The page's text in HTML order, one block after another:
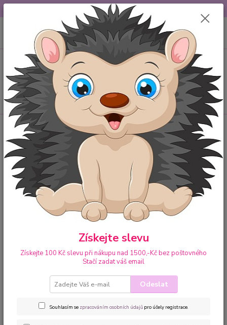
DOPRAVA OD 49,-Kč....VŠE SKLADEM.....
Menu
CZK
Hledat
+420 777259248
po-pá 6-18 hod
za 0,00 Kč
Úvod Polodupačky Kojenecké zelené polodupačky 50
Kojenecké zelené polodupačky 50
Získejte slevu
Získejte 100 Kč slevu při nákupu nad 1500,-Kč bez poštovného
Stačí zadat váš email
Odeslat
Souhlasím se zpracováním osobních údajů pro účely registrace.